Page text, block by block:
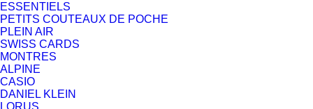
ESSENTIELS
PETITS COUTEAUX DE POCHE
PLEIN AIR
SWISS CARDS
MONTRES
ALPINE
CASIO
DANIEL KLEIN
LORUS